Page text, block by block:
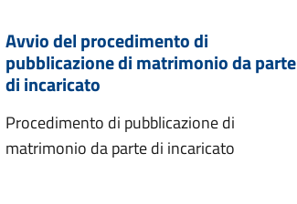
Avvio del procedimento di
pubblicazione di matrimonio da parte
di incaricato
Procedimento di pubblicazione di
matrimonio da parte di incaricato